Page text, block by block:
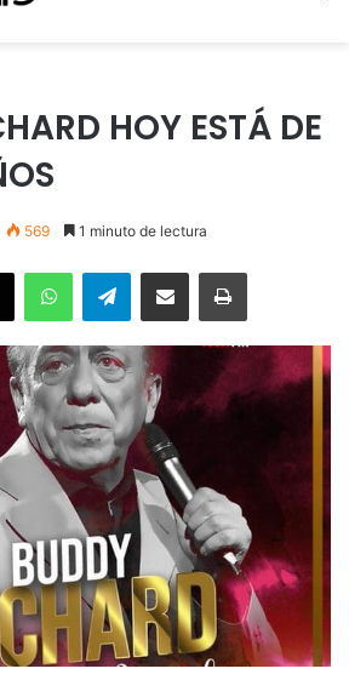
HOY ESTÁ DE
569 1 minuto de lectura
X WhatsAppTelegramEnviar vía email Imprimir